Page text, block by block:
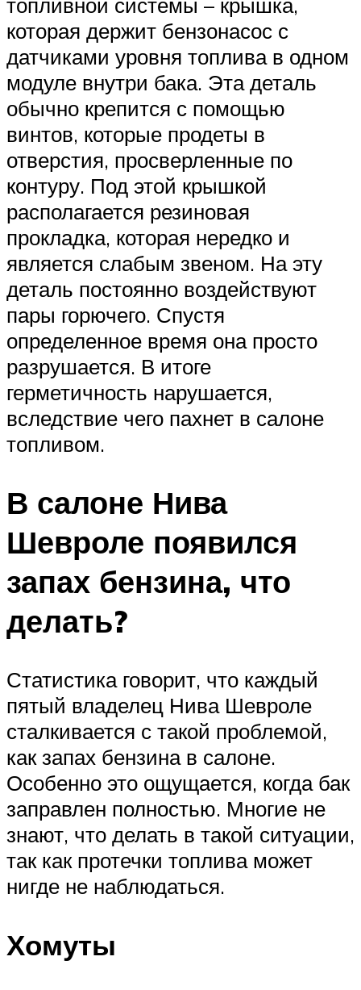
которая держит бензонасос с
датчиками уровня топлива в одном
модуле внутри бака. Эта деталь
обычно крепится с помощью
винтов, которые продеты в
отверстия, просверленные по
контуру. Под этой крышкой
располагается резиновая
прокладка, которая нередко и
является слабым звеном. На эту
деталь постоянно воздействуют
пары горючего. Спустя
определенное время она просто
разрушается. В итоге
герметичность нарушается,
вследствие чего пахнет в салоне
топливом.
В салоне Нива
Шевроле появился
запах бензина, что
делать?
Статистика говорит, что каждый
пятый владелец Нива Шевроле
сталкивается с такой проблемой,
как запах бензина в салоне.
Особенно это ощущается, когда бак
заправлен полностью. Многие не
знают, что делать в такой ситуации,
так как протечки топлива может
нигде не наблюдаться.
Хомуты